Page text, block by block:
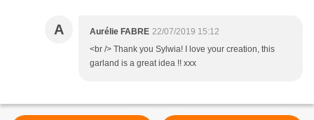
A Aurélie FABRE 22/07/2019 15:12
<br /> Thank you Sylwia! I love your creation, this
garland is a great idea !! xxx